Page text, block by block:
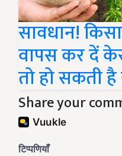
सावधान!
वापस कर दें
तो हो सकती
Share your